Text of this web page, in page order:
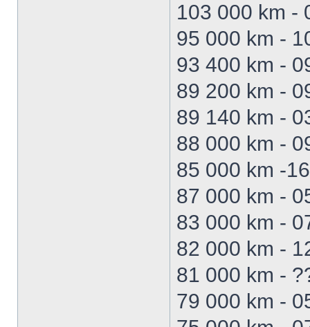
103 000 km -
95 000 km -
93 400 km -
89 200 km -
89 140 km -
88 000 km -
85 000 km -
87 000 km -
83 000 km -
82 000 km -
81 000 km -
79 000 km -